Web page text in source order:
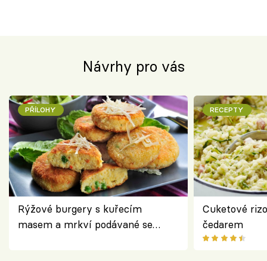
Návrhy pro vás
PŘÍLOHY
Rýžové burgery s kuřecím
masem a mrkví podávané se
RECEPTY
Cuketové
čedarem